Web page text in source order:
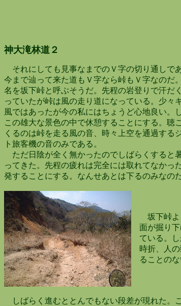
神大滝林道２
それにしても見事なまでのＶ字の切り通しで
今まで辿って来た道もＶ字なら峠もＶ字なのだ
名を坂下峠と呼ぶそうだ。先程の岩登りで汗だ
っていたが峠は風の走り道になっている。少々
風ではあったが今の私にはちょうど心地良い。
この雄大な景色の中で休憩することにする。聴
くるのは峠を走る風の音、時々上空を通過する
ト旅客機の音のみである。
ただ日陰が全く無かったのでしばらくすると
ってきた。先程の疲れは完全には取れてなかっ
発することにする。なんせあとは下るのみなの
坂下峠より
面が掘り下
ている。し
時折、人の
ることのな
しばらく進むととんでもない段差が現れた。